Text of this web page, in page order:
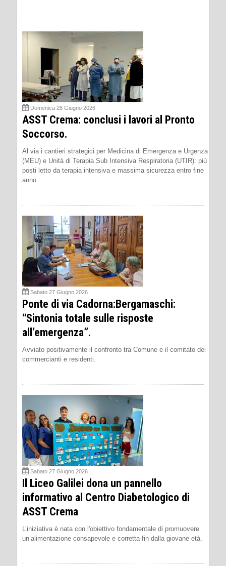
Domenica 28 Giugno 2026
ASST Crema: conclusi i lavori al Pronto
Soccorso.
Al via i cantieri strategici per Medicina di Emergenza e Urgenza
(MEU) e Unità di Terapia Sub Intensiva Respiratoria (UTIR): più
posti letto da terapia intensiva e massima sicurezza entro fine
anno
Sabato 27 Giugno 2026
Ponte di via Cadorna:Bergamaschi:
“Sintonia totale sulle risposte
all’emergenza”.
Avviato positivamente il confronto tra Comune e il comitato dei
commercianti e residenti.
Sabato 27 Giugno 2026
Il Liceo Galilei dona un pannello
informativo al Centro Diabetologico di
ASST Crema
L’iniziativa è nata con l'obiettivo fondamentale di promuovere
un’alimentazione consapevole e corretta fin dalla giovane età.